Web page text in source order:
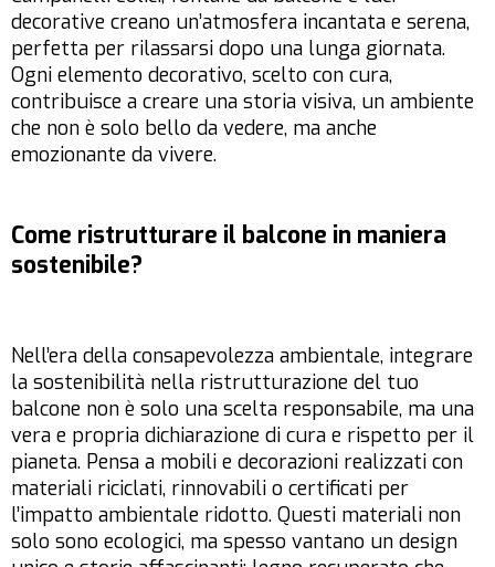
decorative creano un’atmosfera incantata e serena,
perfetta per rilassarsi dopo una lunga giornata.
Ogni elemento decorativo, scelto con cura,
contribuisce a creare una storia visiva, un ambiente
che non è solo bello da vedere, ma anche
emozionante da vivere.
Come ristrutturare il balcone in maniera
sostenibile?
Nell’era della consapevolezza ambientale, integrare
la sostenibilità nella ristrutturazione del tuo
balcone non è solo una scelta responsabile, ma una
vera e propria dichiarazione di cura e rispetto per il
pianeta. Pensa a mobili e decorazioni realizzati con
materiali riciclati, rinnovabili o certificati per
l’impatto ambientale ridotto. Questi materiali non
solo sono ecologici, ma spesso vantano un design